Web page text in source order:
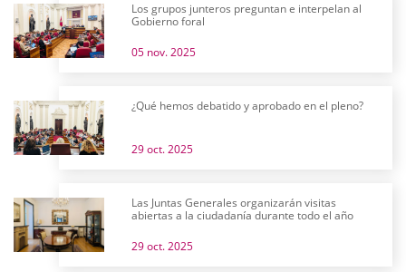
Los grupos junteros preguntan e interpelan al
Gobierno foral
05 nov. 2025
¿Qué hemos debatido y aprobado en el pleno?
29 oct. 2025
Las Juntas Generales organizarán visitas
abiertas a la ciudadanía durante todo el año
29 oct. 2025